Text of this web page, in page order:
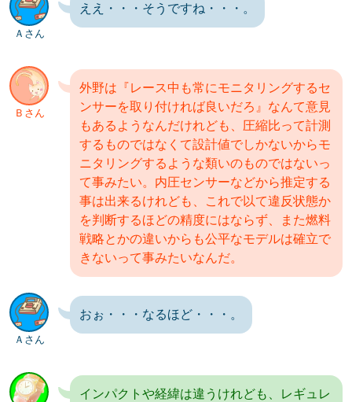
Ａさん
ええ・・・そうですね・・・。
Ｂさん
外野は『レース中も常にモニタリングするセ
ンサーを取り付ければ良いだろ』なんて意見
もあるようなんだけれども、圧縮比って計測
するものではなくて設計値でしかないからモ
ニタリングするような類いのものではないっ
て事みたい。内圧センサーなどから推定する
事は出来るけれども、これで以て違反状態か
を判断するほどの精度にはならず、また燃料
戦略とかの違いからも公平なモデルは確立で
きないって事みたいなんだ。
Ａさん
おぉ・・・なるほど・・・。
インパクトや経緯は違うけれども、レギュレ